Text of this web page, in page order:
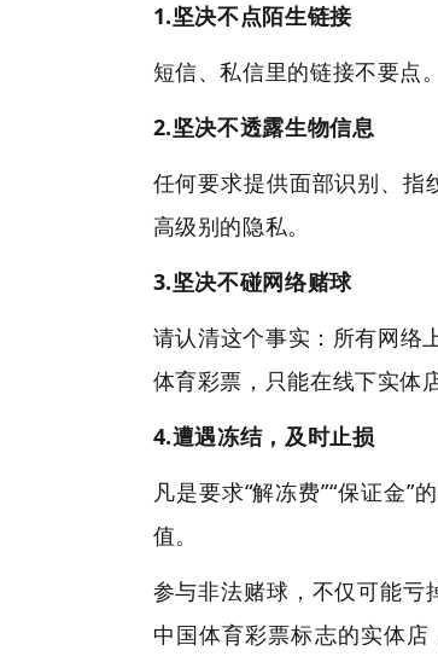
1.坚决不点陌生链接
短信、私信里的链接不要点
2.坚决不透露生物信息
任何要求提供面部识别、指
高级别的隐私。
3.坚决不碰网络赌球
请认清这个事实：所有网络
体育彩票，只能在线下实体
4.遭遇冻结，及时止损
凡是要求“解冻费”“保证金
值。
参与非法赌球，不仅可能亏
中国体育彩票标志的实体店